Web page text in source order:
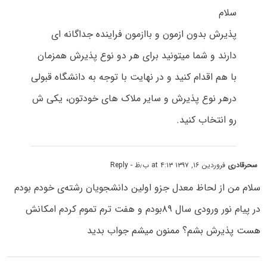
سلام
پذیرش بدون ازمون و باازمون فراینده جداگانه ای
دارند و شما میتونید برای هر دو نوع پذیرش همزمان
با هم اقدام کنید و در نهایت با توجه به دانشگاه قبولی
درهر نوع پذیرش و سایر ملاک های خودتون، یکی ش
رو انتخاب کنید.
سحرقادری فروردین ۱۶, ۱۳۹۷ at ۴:۱۳ ب٫ظ - Reply
سلام من از لحاظ معدل جزو اولین دانشجویان رشتەی خودم بودم
در پیام نور ورودی سال ۸۹بودم و هفت ترم تموم کردم امکانش
هست پذیرش بشم؟ ممنون میشم جواب بدید